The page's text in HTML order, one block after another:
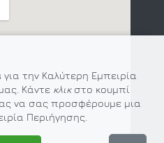
την Καλύτερη Εμπειρία
Κάντε κλικ στο κουμπί
να σας προσφέρουμε μια
Περιήγησης.